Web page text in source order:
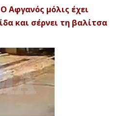
Αφγανός μόλις έχει
και σέρνει τη βαλίτσα